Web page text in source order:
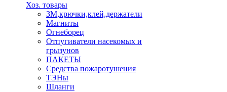
Хоз. товары
ЗМ,крючки,клей,держатели
Магниты
Огнеборец
Отпугиватели насекомых и
грызунов
ПАКЕТЫ
Средства пожаротушения
ТЭНы
Шланги